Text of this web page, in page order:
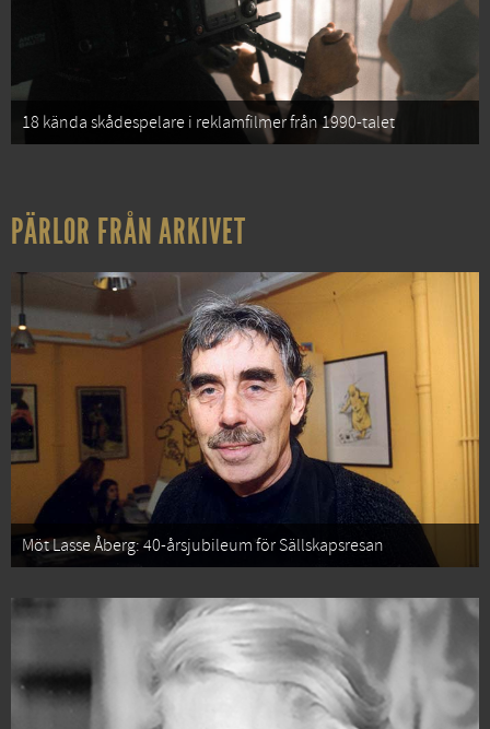
18 kända skådespelare i reklamfilmer från 1990-talet
PÄRLOR FRÅN ARKIVET
Möt Lasse Åberg: 40-årsjubileum för Sällskapsresan